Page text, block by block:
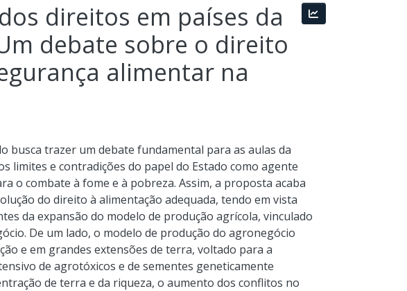
direitos em países da
debate sobre o direito
alimentar na
busca trazer um debate fundamental para as aulas da
limites e contradições do papel do Estado como agente
o combate à fome e à pobreza. Assim, a proposta acaba
do direito à alimentação adequada, tendo em vista
da expansão do modelo de produção agrícola, vinculado
De um lado, o modelo de produção do agronegócio
e em grandes extensões de terra, voltado para a
de agrotóxicos e de sementes geneticamente
de terra e da riqueza, o aumento dos conflitos no